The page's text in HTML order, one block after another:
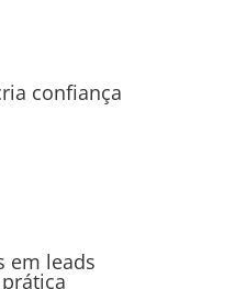
confiança
em leads